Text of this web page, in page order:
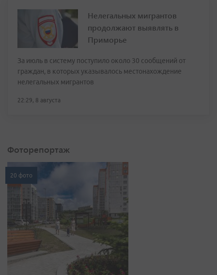
Нелегальных мигрантов
продолжают выявлять в
Приморье
За июль в систему поступило около 30 сообщений от
граждан, в которых указывалось местонахождение
нелегальных мигрантов
22:29, 8 августа
Фоторепортаж
20 фото